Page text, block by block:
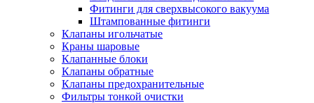
Фитинги для сверхвысокого вакуума
Штампованные фитинги
Клапаны игольчатые
Краны шаровые
Клапанные блоки
Клапаны обратные
Клапаны предохранительные
Фильтры тонкой очистки